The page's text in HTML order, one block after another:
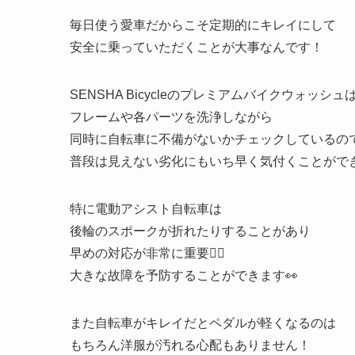
毎日使う愛車だからこそ定期的にキレイにして
安全に乗っていただくことが大事なんです！
SENSHA Bicycleのプレミアムバイクウォッシュ
フレームや各パーツを洗浄しながら
同時に自転車に不備がないかチェックしているの
普段は見えない劣化にもいち早く気付くことがで
特に電動アシスト自転車は
後輪のスポークが折れたりすることがあり
早めの対応が非常に重要👆🏼
大きな故障を予防することができます👀
また自転車がキレイだとペダルが軽くなるのは
もちろん洋服が汚れる心配もありません！